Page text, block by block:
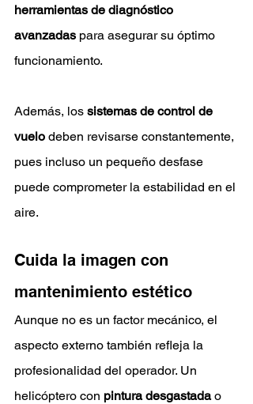
herramientas de diagnóstico
avanzadas para asegurar su óptimo
funcionamiento.
Además, los sistemas de control de
vuelo deben revisarse constantemente,
pues incluso un pequeño desfase
puede comprometer la estabilidad en el
aire.
Cuida la imagen con
mantenimiento estético
Aunque no es un factor mecánico, el
aspecto externo también refleja la
profesionalidad del operador. Un
helicóptero con pintura desgastada o